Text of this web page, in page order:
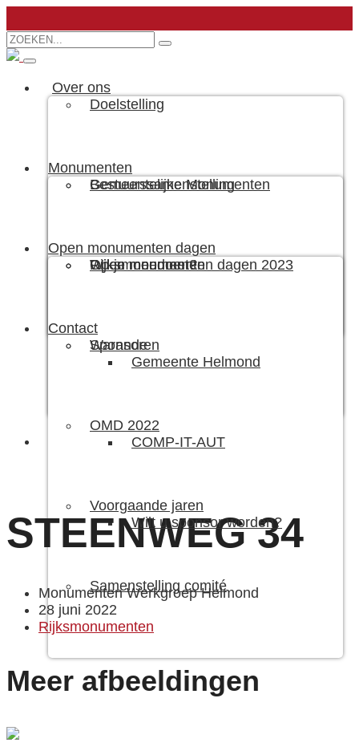
Over ons
Doelstelling
Bestuurssamenstelling
Wil je meedoen?
Sponsoren
Gemeente Helmond
COMP-IT-AUT
Wilt u sponsor worden?
Monumenten
Gemeentelijke Monumenten
Rijksmonumenten
Open monumenten dagen
Open monumenten dagen 2023
Warande
OMD 2022
Voorgaande jaren
Samenstelling comité
Contact
STEENWEG 34
Monumenten Werkgroep Helmond
28 juni 2022
Rijksmonumenten
Meer afbeeldingen